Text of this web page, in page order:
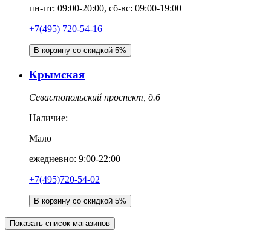
пн-пт: 09:00-20:00, сб-вс: 09:00-19:00
+7(495) 720-54-16
В корзину со скидкой 5%
Крымская
Севастопольский проспект, д.6
Наличие:
Мало
ежедневно: 9:00-22:00
+7(495)720-54-02
В корзину со скидкой 5%
Показать список магазинов